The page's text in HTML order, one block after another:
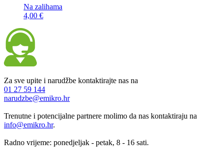
Na zalihama
4,00 €
Za sve upite i narudžbe kontaktirajte nas na
01 27 59 144
narudzbe@emikro.hr
Trenutne i potencijalne partnere molimo da nas kontaktiraju na
info@emikro.hr.
Radno vrijeme: ponedjeljak - petak, 8 - 16 sati.